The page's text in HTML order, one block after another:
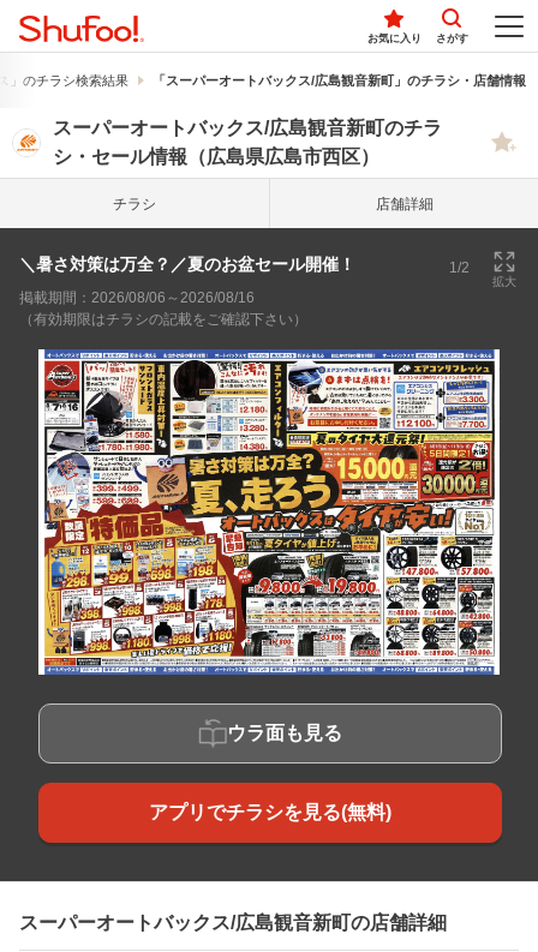
お気に入り さがす
」のチラシ検索結果 「スーパーオートバックス/広島観音新町」のチラシ・店舗情報
スーパーオートバックス/広島観音新町のチラ
シ・セール情報（広島県広島市西区）
チラシ 店舗詳細
＼暑さ対策は万全？／夏のお盆セール開催！ 1/2
拡大
掲載期間：2026/08/06～2026/08/16
（有効期限はチラシの記載をご確認下さい）
ウラ面も見る
アプリでチラシを見る(無料)
スーパーオートバックス/広島観音新町の店舗詳細